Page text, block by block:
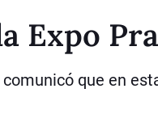
Expo
que en